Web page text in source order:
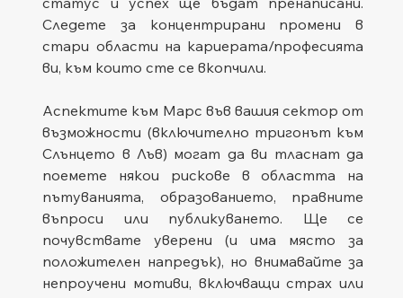
Следете за концентрирани промени в
стари области на кариерата/професията
ви, към които сте се вкопчили.
Аспектите към Марс във вашия сектор от
възможности (включително тригонът към
Слънцето в Лъв) могат да ви тласнат да
поемете някои рискове в областта на
пътуванията, образованието, правните
въпроси или публикуването. Ще се
почувствате уверени (и има място за
положителен напредък), но внимавайте за
непроучени мотиви, включващи страх или